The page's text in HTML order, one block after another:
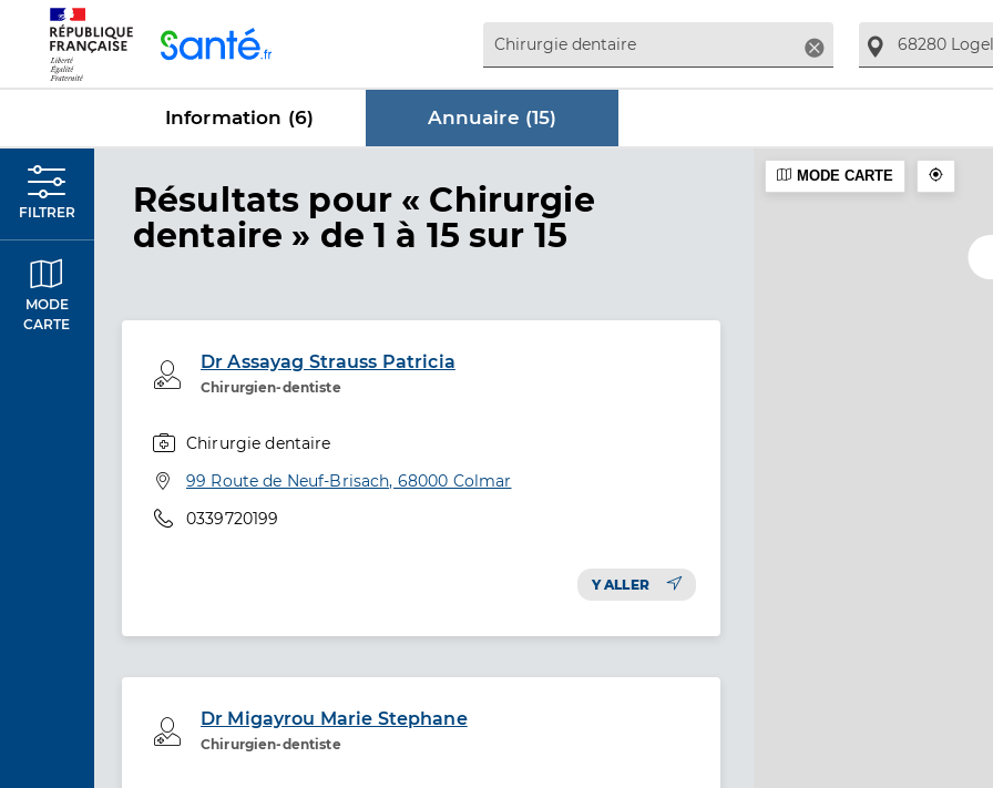
Supprimer
Information (6) Annuaire (15)
FILTRER
MODE
CARTE
Résultats dans Annuaire
pour « Chirurgie
dentaire » de 1 à 15 sur 15
Dr Assayag Strauss Patricia
Chirurgien-dentiste
Professionel de santé
Chirurgie dentaire
Adresse
99 Route de Neuf-Brisach, 68000 Colmar
Téléphone
0339720199
Y ALLER
Dr Migayrou Marie Stephane
Chirurgien-dentiste
Professionel de santé
MODE CARTE
Panneau de gestion des cookies